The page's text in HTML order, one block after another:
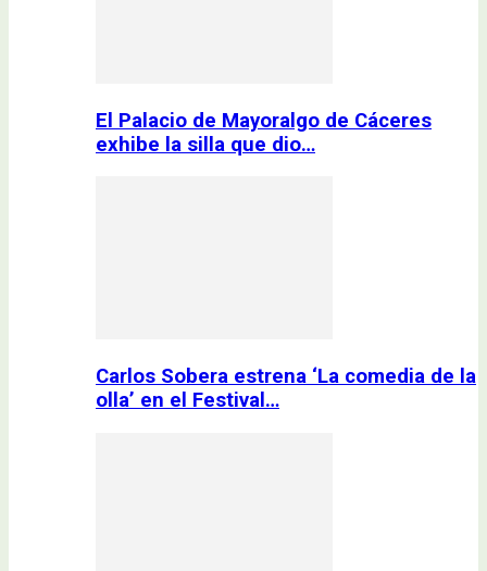
El Palacio de Mayoralgo de Cáceres
exhibe la silla que dio…
Carlos Sobera estrena ‘La comedia de la
olla’ en el Festival…